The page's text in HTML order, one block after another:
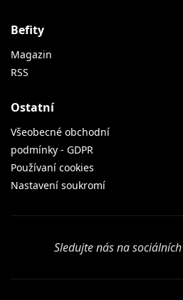
Befity
Magazin
RSS
Ostatní
Všeobecné obchodní
podmínky - GDPR
Používaní cookies
Nastavení soukromí
Sledujte nás na